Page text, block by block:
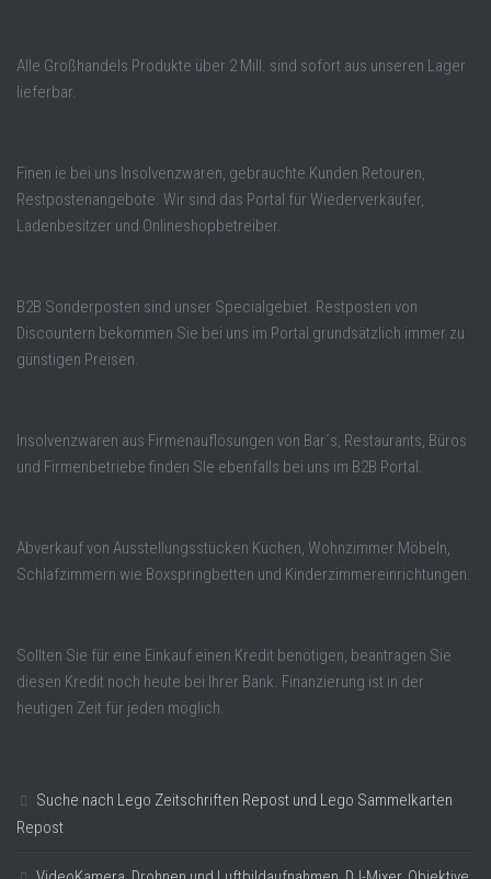
Alle Großhandels Produkte über 2 Mill. sind sofort aus unseren Lager
lieferbar.
Finen ie bei uns Insolvenzwaren, gebrauchte Kunden Retouren,
Restpostenangebote. Wir sind das Portal für Wiederverkäufer,
Ladenbesitzer und Onlineshopbetreiber.
B2B Sonderposten sind unser Specialgebiet. Restposten von
Discountern bekommen Sie bei uns im Portal grundsätzlich immer zu
günstigen Preisen.
Insolvenzwaren aus Firmenauflösungen von Bar´s, Restaurants, Büros
und Firmenbetriebe finden SIe ebenfalls bei uns im B2B Portal.
Abverkauf von Ausstellungsstücken Küchen, Wohnzimmer Möbeln,
Schlafzimmern wie Boxspringbetten und Kinderzimmereinrichtungen.
Sollten Sie für eine Einkauf einen Kredit benötigen, beantragen Sie
diesen Kredit noch heute bei Ihrer Bank. Finanzierung ist in der
heutigen Zeit für jeden möglich.
Suche nach Lego Zeitschriften Repost und Lego Sammelkarten
Repost